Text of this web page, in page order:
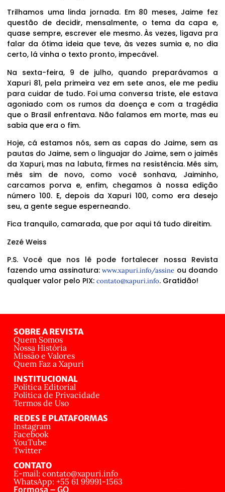
Trilhamos uma linda jornada. Em 80 meses, Jaime fez
questão de decidir, mensalmente, o tema da capa e,
quase sempre, escrever ele mesmo. Às vezes, ligava pra
falar da ótima ideia que teve, às vezes sumia e, no dia
certo, lá vinha o texto pronto, impecável.
Na sexta-feira, 9 de julho, quando preparávamos a
Xapuri 81, pela primeira vez em sete anos, ele me pediu
para cuidar de tudo. Foi uma conversa triste, ele estava
agoniado com os rumos da doença e com a tragédia
que o Brasil enfrentava. Não falamos em morte, mas eu
sabia que era o fim.
Hoje, cá estamos nós, sem as capas do Jaime, sem as
pautas do Jaime, sem o linguajar do Jaime, sem o jaimês
da Xapuri, mas na labuta, firmes na resistência. Mês sim,
mês sim de novo, como você sonhava, Jaiminho,
carcamos porva e, enfim, chegamos à nossa edição
número 100. E, depois da Xapuri 100, como era desejo
seu, a gente segue esperneando.
Fica tranquilo, camarada, que por aqui tá tudo direitim.
Zezé Weiss
P.S. Você que nos lê pode fortalecer nossa Revista
fazendo uma assinatura:www.xapuri.info/assine ou doando
qualquer valor pelo PIX: contato@xapuri.info. Gratidão!
SOBRE A REVISTA
Quem Somos
Nossa História
Missão e Valores
Quem Faz a Xapuri
INSTITUCIONAL
Política Editorial
Política de Privacidade
Termos de Uso
REDES E PLATAFORMAS
Instagram
Facebook
YouTube
Twitter
CONTATO
E-mail: contato@xapuri.info
WhatsApp: +55 61 99991-1563
Formosa – GO